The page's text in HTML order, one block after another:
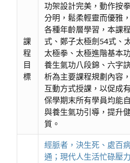
課
程
目
標
功架設計完美，動作按
分明，鬆柔輕靈而優雅
各種年齡層學習，本課
式、鄭子太極劍54式、
太極拳、太極進階基本
養生氣功八段錦、六字
析為主要課程規劃內容
互動方式授課，以促成
保學期末所有學員均能
與養生氣功引導，提升
質。
經脈者，決生死、處百
通；現代人生活忙碌壓